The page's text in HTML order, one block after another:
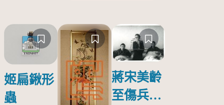
姬扁鍬形
蟲
蔣宋美齡
至傷兵醫